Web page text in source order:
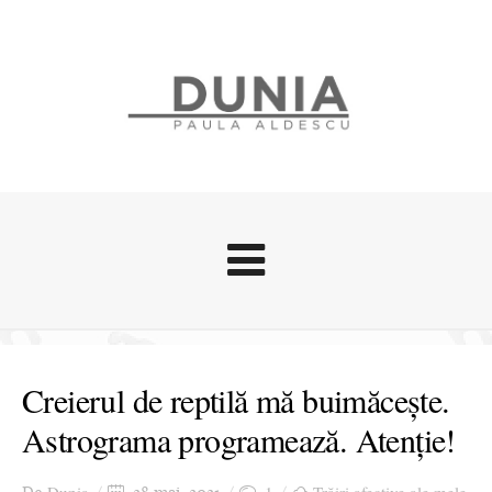
Stari afective
Zice Dunia
Călătorii
Cursuri povestite
Creierul de reptilă mă buimăcește.
Astrograma programează. Atenție!